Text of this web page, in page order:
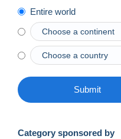
Entire world
Submit
Category sponsored by